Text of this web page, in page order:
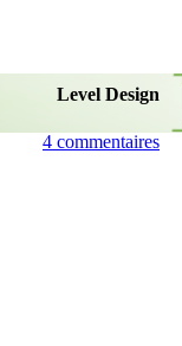
Level Design
4 commentaires